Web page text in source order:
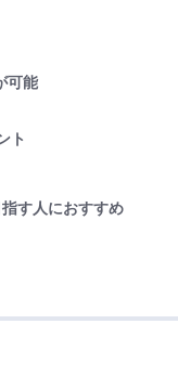
可能
ト
す人におすすめ